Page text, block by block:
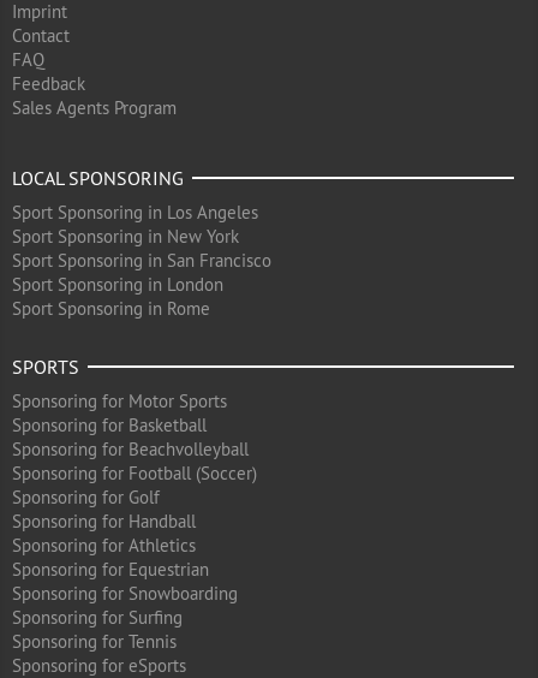
Imprint
Contact
FAQ
Feedback
Sales Agents Program
LOCAL SPONSORING
Sport Sponsoring in Los Angeles
Sport Sponsoring in New York
Sport Sponsoring in San Francisco
Sport Sponsoring in London
Sport Sponsoring in Rome
SPORTS
Sponsoring for Motor Sports
Sponsoring for Basketball
Sponsoring for Beachvolleyball
Sponsoring for Football (Soccer)
Sponsoring for Golf
Sponsoring for Handball
Sponsoring for Athletics
Sponsoring for Equestrian
Sponsoring for Snowboarding
Sponsoring for Surfing
Sponsoring for Tennis
Sponsoring for eSports